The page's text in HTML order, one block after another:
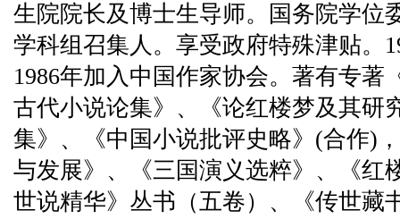
生院院长及博士生导师。国务院学位
学科组召集人。享受政府特殊津贴。
1986年加入中国作家协会。著有专著
古代小说论集》、《论红楼梦及其研
集》、《中国小说批评史略》(合作)
与发展》、《三国演义选粹》、《红
世说精华》丛书（五卷）、《传世藏